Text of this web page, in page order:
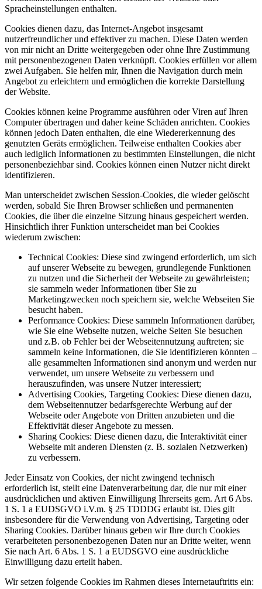
Spracheinstellungen enthalten.
Cookies dienen dazu, das Internet-Angebot insgesamt
nutzerfreundlicher und effektiver zu machen. Diese Daten werden
von mir nicht an Dritte weitergegeben oder ohne Ihre Zustimmung
mit personenbezogenen Daten verknüpft. Cookies erfüllen vor allem
zwei Aufgaben. Sie helfen mir, Ihnen die Navigation durch mein
Angebot zu erleichtern und ermöglichen die korrekte Darstellung
der Website.
Cookies können keine Programme ausführen oder Viren auf Ihren
Computer übertragen und daher keine Schäden anrichten. Cookies
können jedoch Daten enthalten, die eine Wiedererkennung des
genutzten Geräts ermöglichen. Teilweise enthalten Cookies aber
auch lediglich Informationen zu bestimmten Einstellungen, die nicht
personenbeziehbar sind. Cookies können einen Nutzer nicht direkt
identifizieren.
Man unterscheidet zwischen Session-Cookies, die wieder gelöscht
werden, sobald Sie Ihren Browser schließen und permanenten
Cookies, die über die einzelne Sitzung hinaus gespeichert werden.
Hinsichtlich ihrer Funktion unterscheidet man bei Cookies
wiederum zwischen:
Technical Cookies: Diese sind zwingend erforderlich, um sich
auf unserer Webseite zu bewegen, grundlegende Funktionen
zu nutzen und die Sicherheit der Webseite zu gewährleisten;
sie sammeln weder Informationen über Sie zu
Marketingzwecken noch speichern sie, welche Webseiten Sie
besucht haben.
Performance Cookies: Diese sammeln Informationen darüber,
wie Sie eine Webseite nutzen, welche Seiten Sie besuchen
und z.B. ob Fehler bei der Webseitennutzung auftreten; sie
sammeln keine Informationen, die Sie identifizieren könnten –
alle gesammelten Informationen sind anonym und werden nur
verwendet, um unsere Webseite zu verbessern und
herauszufinden, was unsere Nutzer interessiert;
Advertising Cookies, Targeting Cookies: Diese dienen dazu,
dem Webseitennutzer bedarfsgerechte Werbung auf der
Webseite oder Angebote von Dritten anzubieten und die
Effektivität dieser Angebote zu messen.
Sharing Cookies: Diese dienen dazu, die Interaktivität einer
Webseite mit anderen Diensten (z. B. sozialen Netzwerken)
zu verbessern.
Jeder Einsatz von Cookies, der nicht zwingend technisch
erforderlich ist, stellt eine Datenverarbeitung dar, die nur mit einer
ausdrücklichen und aktiven Einwilligung Ihrerseits gem. Art 6 Abs.
1 S. 1 a EUDSGVO i.V.m. § 25 TDDDG erlaubt ist. Dies gilt
insbesondere für die Verwendung von Advertising, Targeting oder
Sharing Cookies. Darüber hinaus geben wir Ihre durch Cookies
verarbeiteten personenbezogenen Daten nur an Dritte weiter, wenn
Sie nach Art. 6 Abs. 1 S. 1 a EUDSGVO eine ausdrückliche
Einwilligung dazu erteilt haben.
Wir setzen folgende Cookies im Rahmen dieses Internetauftritts ein: